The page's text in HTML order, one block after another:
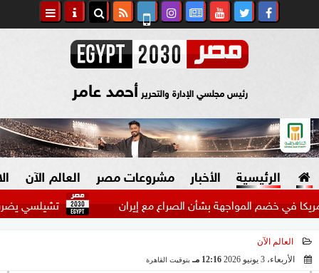
رئيس مجلسي الإدارة والتحرير أحمد عامر
الرئيسية الأخبار
السياسة
مشروعات مصر العالم الآن
تشيلسي يضرب ميلان المواجهة بشأن الصراع مع إيران
العالم الآن
الأربعاء، 3 يونيو 2026
12:16 مـ بتوقيت القاهرة